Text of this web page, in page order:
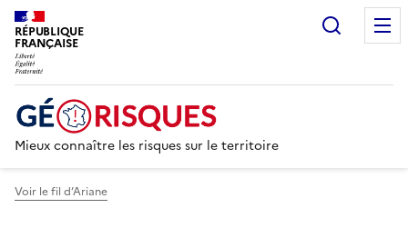
RÉPUBLIQUE
FRANÇAISE
Mieux connaître les risques sur le territoire
Voir le fil d’Ariane